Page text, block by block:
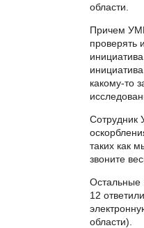
области.
Причем
проверять
какому-то
Сотрудник
таких как
звоните
Остальные
12
области).